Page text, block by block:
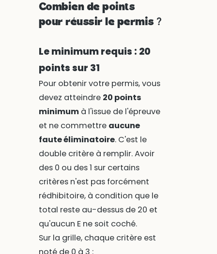
Combien de points
pour réussir le permis ?
Le minimum requis : 20
points sur 31
Pour obtenir votre permis, vous
devez atteindre 20 points
minimumà l'issue de l'épreuve
et ne commettre aucune
faute éliminatoire. C'est le
double critère à remplir. Avoir
des 0 ou des 1 sur certains
critères n'est pas forcément
rédhibitoire, à condition que le
total reste au-dessus de 20 et
qu'aucun E ne soit coché.
Sur la grille, chaque critère est